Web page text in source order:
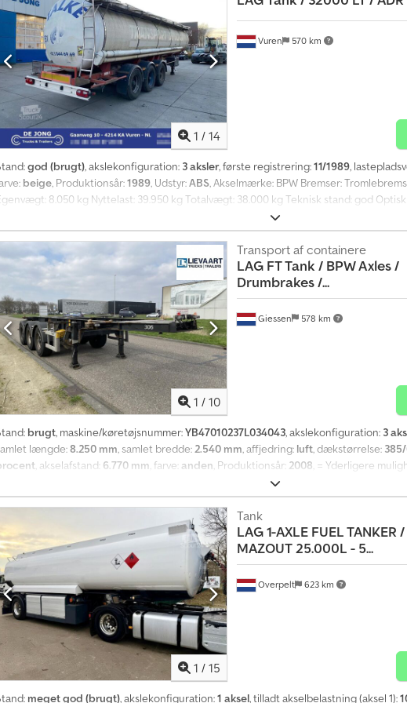
1 / 14
Vuren 570 km
god (brugt), akslekonfiguration: 3 aksler, første registrering:11/1989,
beige, Produktionsår:1989, Udstyr:ABS, Akselmærke: BPW Bremser:
8.050 kg Nyttelast: 39.950 kg Totalvægt: 38.000 kg Teknisk stand: god
flere oplysninger. Codex H R Sqspfx Ad Nsrf = Yderligere muligheder og tilbehør = -
= ADR: FL-AT
1 / 10
Giessen 578 km
Transport af containere
LAG FT Tank / BPW Axles /
Drumbrakes /...
brugt, maskine/køretøjsnummer:YB47010237L034043, akslekonfiguration: 3
længde:8.250 mm, samlet bredde:2.540 mm, affjedring: luft, dækstørrelse:
, akselafstand: 6.770 mm, farve: anden, Produktionsår: 2008, = Yderligere
Luftaffjedring - Tromlebremser = Yderligere oplysninger = Dækstørrelse: 385/65
Tromlebremser Egenvægt: 3.600 kg Csdpfx Ajymbhhod Nsrf
1 / 15
Overpelt 623 km
Tank
LAG1-AXLE FUEL TANKER
MAZOUT 25.000L - 5...
meget god (brugt), akslekonfiguration:1 aksel, tilladt akselbelastning (aksel 1):